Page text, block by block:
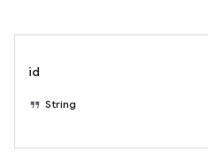
id
String